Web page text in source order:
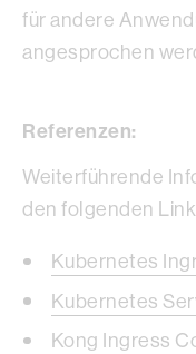
für andere
angesprochen
Referenzen:
Weiterführende
den folgenden
Kubernetes
Kubernetes
Kong Ingress